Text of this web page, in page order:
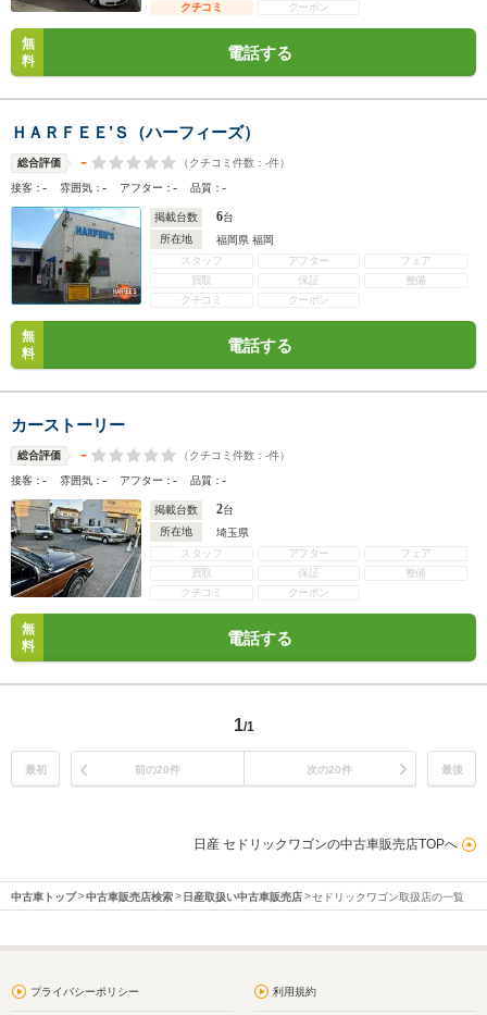
クチコミ
クーポン
無
料
電話する
ＨＡＲＦＥＥ’Ｓ（ハーフィーズ）
総合評価 - （クチコミ件数： -件）
接客：- 雰囲気：- アフター：- 品質：-
掲載台数 6台
所在地
福岡県 福岡
スタッフ
アフター
フェア
買取
保証
整備
クチコミ
クーポン
無
料
電話する
カーストーリー
総合評価 - （クチコミ件数： -件）
接客：- 雰囲気：- アフター：- 品質：-
掲載台数 2台
所在地
埼玉県
スタッフ
アフター
フェア
買取
保証
整備
クチコミ
クーポン
無
料
電話する
1/1
最初 前の20件 次の20件 最後
日産 セドリックワゴンの中古車販売店TOPへ
中古車トップ 中古車販売店検索 日産取扱い中古車販売店 セドリックワゴン取扱店の一覧
プライバシーポリシー 利用規約